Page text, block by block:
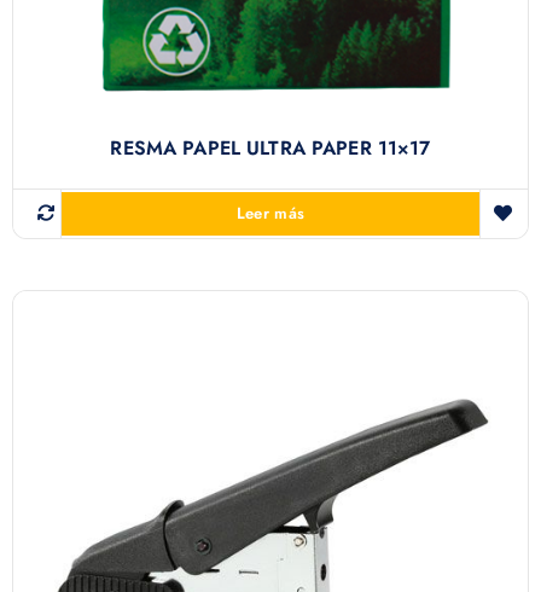
RESMA PAPEL ULTRA PAPER 11×17
Leer más